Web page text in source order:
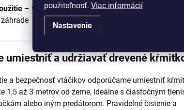
použiteľnosť. Viac informácií
Nastavenie
– vhodné na zavesenie na strom, na balkón,
umiestniť a udržiavať drevené
a bezpečnosť vtáčikov odporúčame umiestniť
1,5 až 3 metrov od zeme, ideálne s čiastočným
alebo iným predátorom. Pravidelné čistenie a